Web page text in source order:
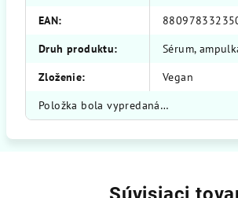
EAN:
Druh produktu:
Sérum,
Zloženie:
Vegan
Položka bola vypredaná…